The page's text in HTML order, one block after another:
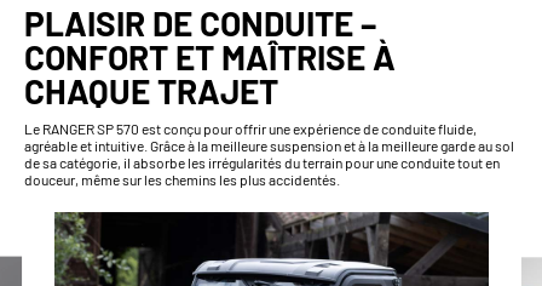
PLAISIR DE CONDUITE –
CONFORT ET MAÎTRISE À
CHAQUE TRAJET
Le RANGER SP 570 est conçu pour offrir une expérience de conduite fluide,
agréable et intuitive. Grâce à la meilleure suspension et à la meilleure garde au sol
de sa catégorie, il absorbe les irrégularités du terrain pour une conduite tout en
douceur, même sur les chemins les plus accidentés.